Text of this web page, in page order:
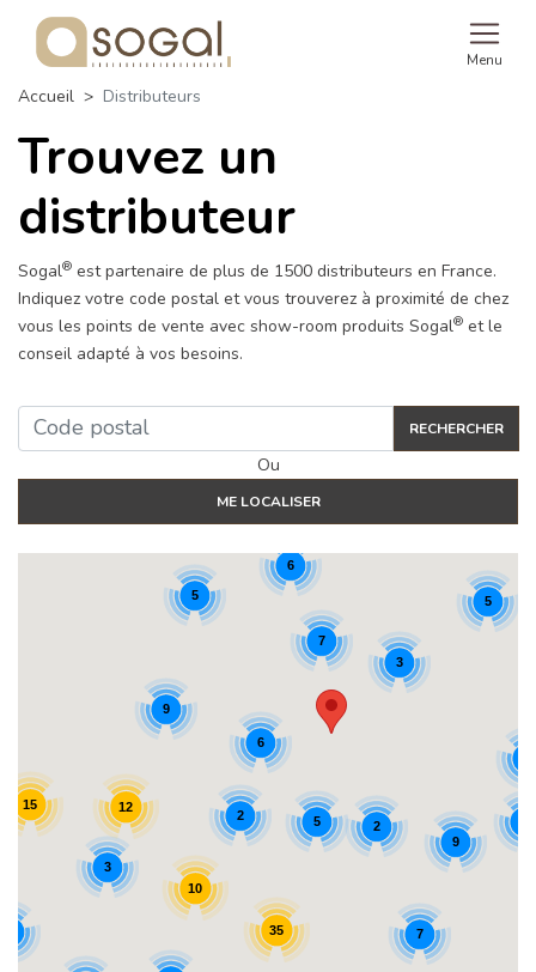
Menu
Accueil Distributeurs
Trouvez un
distributeur
Sogal® est partenaire de plus de 1500 distributeurs en France.
Indiquez votre code postal et vous trouverez à proximité de chez
vous les points de vente avec show-room produits Sogal® et le
conseil adapté à vos besoins.
RECHERCHER
Ou
ME LOCALISER
35
9
7
12
6
5
7
6
5
9
3
15
2
10
5
3
2